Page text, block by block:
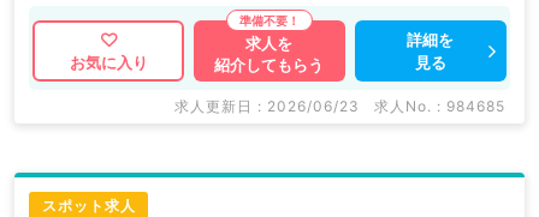
お気に入り
求人を
紹介してもらう
詳細を
見る
求人更新日 : 2026/06/23 求人No. : 984685
スポット求人